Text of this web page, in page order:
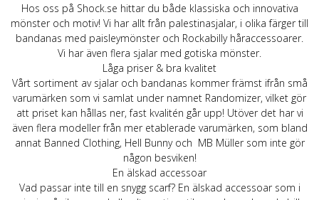
Hos oss på Shock.se hittar du både klassiska och innovativa
mönster och motiv! Vi har allt från palestinasjalar, i olika färger till
bandanas med paisleymönster och Rockabilly håraccessoarer.
Vi har även flera sjalar med gotiska mönster.
Låga priser & bra kvalitet
Vårt sortiment av sjalar och bandanas kommer främst ifrån små
varumärken som vi samlat under namnet Randomizer, vilket gör
att priset kan hållas ner, fast kvalitén går upp! Utöver det har vi
även flera modeller från mer etablerade varumärken, som bland
annat Banned Clothing, Hell Bunnyoch MB Müllersom inte gör
någon besviken!
En älskad accessoar
Vad passar inte till en snygg scarf? En älskad accessoar som i